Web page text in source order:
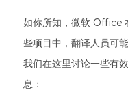
如你所知，微软 Office
些项目中，翻译人员可
我们在这里讨论一些有
息：